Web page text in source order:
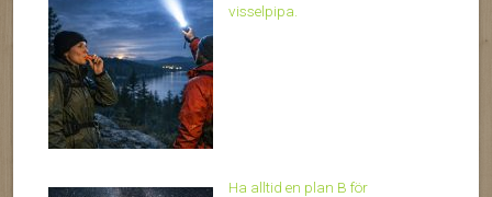
visselpipa.
Ha alltid en plan B för